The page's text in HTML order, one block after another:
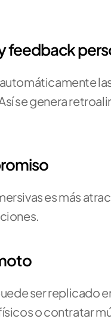
feedback
se genera
es más
ser replicado
o contratar